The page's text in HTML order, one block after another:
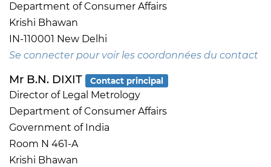
Department of Consumer Affairs
Krishi Bhawan
IN-110001 New Delhi
Se connecter pour voir les coordonnées du contact
Mr B.N. DIXIT Contact principal
Director of Legal Metrology
Department of Consumer Affairs
Government of India
Room N 461-A
Krishi Bhawan